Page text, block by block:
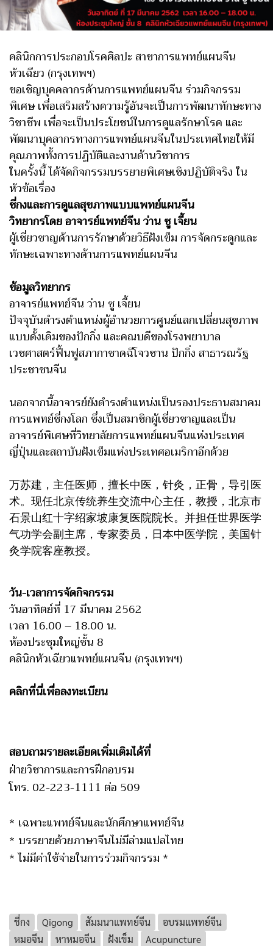
คลินิกการประกอบโรคศิลปะ สาขาการแพทย์แผนจีน
หัวเฉียว (กรุงเทพฯ)
ขอเชิญบุคคลากรด้านการแพทย์แผนจีน ร่วมกิจกรรม
พิเศษ เพื่อเสริมสร้างความรู้อันจะเป็นการพัฒนาทักษะทาง
วิชาชีพ เพื่อจะเป็นประโยชน์ในการดูแลรักษาโรค และ
พัฒนาบุคลากรทางการแพทย์แผนจีนในประเทศไทยให้มี
คุณภาพทั้งการปฏิบัติและงานด้านวิชาการ
ในครั้งนี้ ได้จัดกิจกรรมบรรยายพิเศษเชิงปฏิบัติจริง ใน
หัวข้อเรื่อง
ชี่กงและการดูแลสุขภาพแบบแพทย์แผนจีน
วิทยากรโดย อาจารย์แพทย์จีน ว่าน ซู เจี้ยน
ผู้เชี่ยวชาญด้านการรักษาด้วยวิธีฝังเข็ม การจัดกระดูกและ
ทักษะเฉพาะทางด้านการแพทย์แผนจีน
ข้อมูลวิทยากร
อาจารย์แพทย์จีน ว่าน ซู เจี้ยน
ปัจจุบันดำรงตำแหน่งผู้อำนวยการศูนย์แลกเปลี่ยนสุขภาพ
แบบดั้งเดิมของปักกิ่ง และคณบดีของโรงพยาบาล
เวชศาสตร์ฟื้นฟูสภากาชาดฉีโจวซาน ปักกิ่ง สาธารณรัฐ
ประชาชนจีน
นอกจากนี้อาจารย์ยังดำรงตำแหน่งเป็นรองประธานสมาคม
การแพทย์ชี่กงโลก ซึ่งเป็นสมาชิกผู้เชี่ยวชาญและเป็น
อาจารย์พิเศษที่วิทยาลัยการแพทย์แผนจีนแห่งประเทศ
ญี่ปุ่นและสถาบันฝังเข็มแห่งประเทศอเมริกาอีกด้วย
万苏建，主任医师，擅长中医，针灸，正骨，导引医
术。现任北京传统养生交流中心主任，教授，北京市
石景山红十字绍家坡康复医院院长。并担任世界医学
气功学会副主席，专家委员，日本中医学院，美国针
灸学院客座教授。
วัน-เวลาการจัดกิจกรรม
วันอาทิตย์ที่ 17 มีนาคม 2562
เวลา 16.00 – 18.00 น.
ห้องประชุมใหญ่ชั้น 8
คลินิกหัวเฉียวแพทย์แผนจีน (กรุงเทพฯ)
คลิกที่นี่เพื่อลงทะเบียน
สอบถามรายละเอียดเพิ่มเติมได้ที่
ฝ่ายวิชาการและการฝึกอบรม
โทร. 02-223-1111 ต่อ 509
* เฉพาะแพทย์จีนและนักศึกษาแพทย์จีน
* บรรยายด้วยภาษาจีนไม่มีล่ามแปลไทย
* ไม่มีค่าใช้จ่ายในการร่วมกิจกรรม *
ชี่กง Qigong สัมมนาแพทย์จีน
อบรมแพทย์จีน
หมอจีน
หาหมอจีน ฝังเข็ม Acupuncture